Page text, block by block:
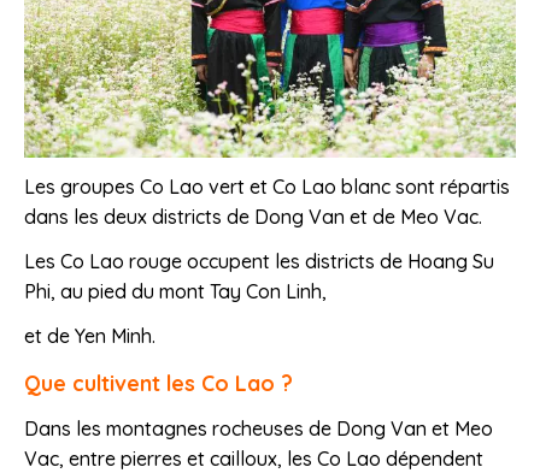
Les groupes Co Lao vert et Co Lao blanc sont répartis
dans les deux districts de Dong Van et de Meo Vac.
Les Co Lao rouge occupent les districts de Hoang Su
Phi, au pied du mont Tay Con Linh,
et de Yen Minh.
Que cultivent les Co Lao ?
Dans les montagnes rocheuses de Dong Van et Meo
Vac, entre pierres et cailloux, les Co Lao dépendent